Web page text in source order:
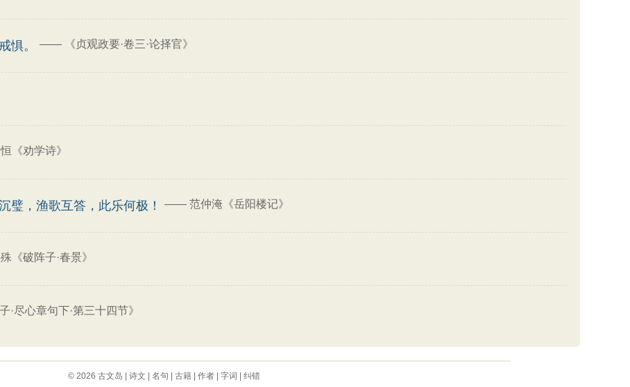
惧。 —— 《贞观政要·卷三·论择官》
《劝学诗》
璧，渔歌互答，此乐何极！ —— 范仲淹《岳阳楼记》
《破阵子·春景》
子·尽心章句下·第三十四节》
© 2026 古文岛 诗文 名句 古籍| 作者| 字词 纠错